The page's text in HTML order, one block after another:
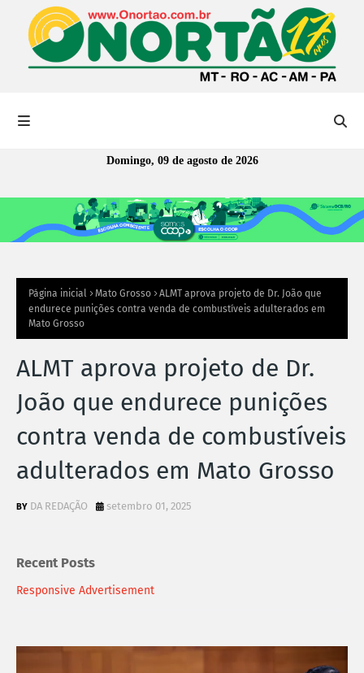
Domingo, 09 de agosto de 2026
Página inicial Mato Grosso
ALMT aprova projeto de Dr. João que
endurece punições contra venda de combustíveis adulterados em
Mato Grosso
ALMT aprova projeto de Dr.
João que endurece punições
contra venda de combustíveis
adulterados em Mato Grosso
DA REDAÇÃO setembro 01, 2025
Recent Posts
Responsive Advertisement